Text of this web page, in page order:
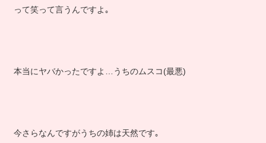
って笑って言うんですよ｡
本当にヤバかったですよ…うちのムスコ(最悪)
今さらなんですがうちの姉は天然です｡